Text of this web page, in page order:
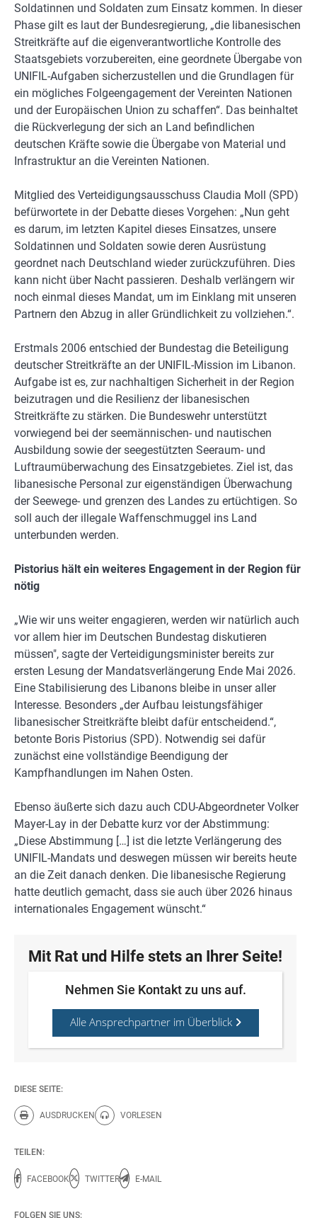
Soldatinnen und Soldaten zum Einsatz kommen. In dieser
Phase gilt es laut der Bundesregierung, „die libanesischen
Streitkräfte auf die eigenverantwortliche Kontrolle des
Staatsgebiets vorzubereiten, eine geordnete Übergabe von
UNIFIL-Aufgaben sicherzustellen und die Grundlagen für
ein mögliches Folgeengagement der Vereinten Nationen
und der Europäischen Union zu schaffen“. Das beinhaltet
die Rückverlegung der sich an Land befindlichen
deutschen Kräfte sowie die Übergabe von Material und
Infrastruktur an die Vereinten Nationen.
Mitglied des Verteidigungsausschuss Claudia Moll (SPD)
befürwortete in der Debatte dieses Vorgehen: „Nun geht
es darum, im letzten Kapitel dieses Einsatzes, unsere
Soldatinnen und Soldaten sowie deren Ausrüstung
geordnet nach Deutschland wieder zurückzuführen. Dies
kann nicht über Nacht passieren. Deshalb verlängern wir
noch einmal dieses Mandat, um im Einklang mit unseren
Partnern den Abzug in aller Gründlichkeit zu vollziehen.“.
Erstmals 2006 entschied der Bundestag die Beteiligung
deutscher Streitkräfte an der UNIFIL-Mission im Libanon.
Aufgabe ist es, zur nachhaltigen Sicherheit in der Region
beizutragen und die Resilienz der libanesischen
Streitkräfte zu stärken. Die Bundeswehr unterstützt
vorwiegend bei der seemännischen- und nautischen
Ausbildung sowie der seegestützten Seeraum- und
Luftraumüberwachung des Einsatzgebietes. Ziel ist, das
libanesische Personal zur eigenständigen Überwachung
der Seewege- und grenzen des Landes zu ertüchtigen. So
soll auch der illegale Waffenschmuggel ins Land
unterbunden werden.
Pistorius hält ein weiteres Engagement in der Region für
nötig
„Wie wir uns weiter engagieren, werden wir natürlich auch
vor allem hier im Deutschen Bundestag diskutieren
müssen", sagte der Verteidigungsminister bereits zur
ersten Lesung der Mandatsverlängerung Ende Mai 2026.
Eine Stabilisierung des Libanons bleibe in unser aller
Interesse. Besonders „der Aufbau leistungsfähiger
libanesischer Streitkräfte bleibt dafür entscheidend.“,
betonte Boris Pistorius (SPD). Notwendig sei dafür
zunächst eine vollständige Beendigung der
Kampfhandlungen im Nahen Osten.
Ebenso äußerte sich dazu auch CDU-Abgeordneter Volker
Mayer-Lay in der Debatte kurz vor der Abstimmung:
„Diese Abstimmung […] ist die letzte Verlängerung des
UNIFIL-Mandats und deswegen müssen wir bereits heute
an die Zeit danach denken. Die libanesische Regierung
hatte deutlich gemacht, dass sie auch über 2026 hinaus
internationales Engagement wünscht.“
Mit Rat und Hilfe stets an Ihrer Seite!
Nehmen Sie Kontakt zu uns auf.
Alle Ansprechpartner im Überblick
DIESE SEITE:
AUSDRUCKEN
Diese Seite drucken.
VORLESEN
Diese Seite vorlesen.
TEILEN:
FACEBOOK TWITTER E-MAIL
FOLGEN SIE UNS: